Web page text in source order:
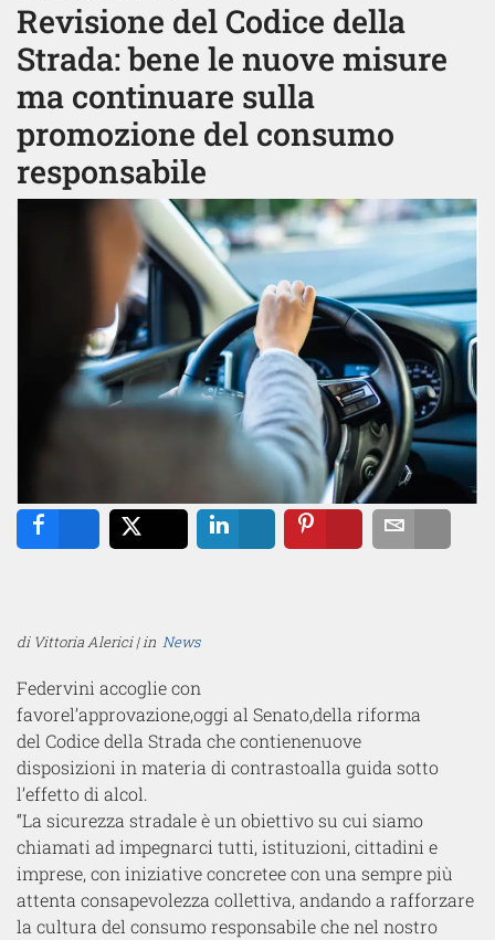
Revisione del Codice della
Strada: bene le nuove misure
ma continuare sulla
promozione del consumo
responsabile
di Vittoria Alerici | in News
Federvini accoglie con
favorel’approvazione,oggi al Senato,della riforma
del Codice della Strada checontienenuove
disposizioni in materia di contrastoalla guida sotto
l’effetto di alcol.
“La sicurezza stradaleè un obiettivo su cui siamo
chiamati ad impegnarci tutti, istituzioni, cittadini e
imprese, coniniziativeconcreteeconunasempre più
attentaconsapevolezza collettiva, andando a rafforzare
la cultura del consumo responsabile che nel nostro